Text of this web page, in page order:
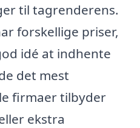
til tagrenderens.
forskellige priser,
idé at indhente
det mest
firmaer tilbyder
ekstra